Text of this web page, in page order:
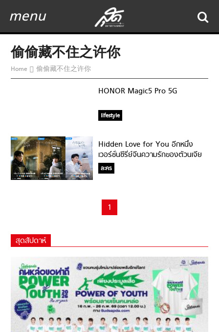
menu
偷偷藏不住之许你
Home 偷偷藏不住之许你
HONOR Magic5 Pro 5G
lifestyle
Hidden Love for You อีกหนึ่ง
เวอร์ชั่นซีรี่ย์จีนความรักของต้วนเจีย
สวี่-ซางจื้อ!
ละคร
1
สุดสัปดาห์